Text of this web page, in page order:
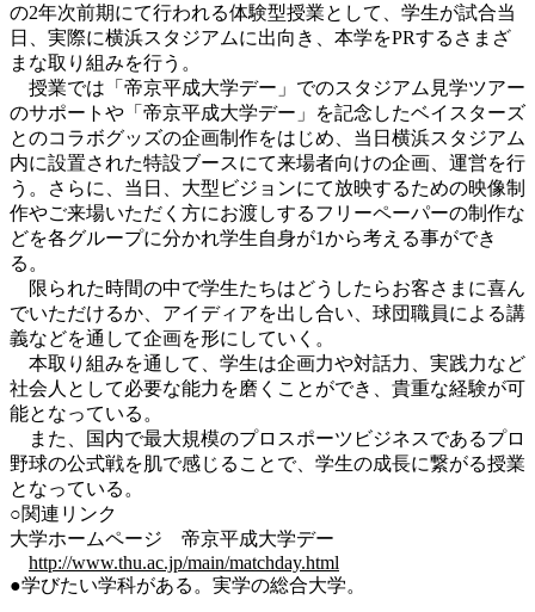
の2年次前期にて行われる体験型授業として、学生が試合当
日、実際に横浜スタジアムに出向き、本学をPRするさまざ
まな取り組みを行う。
授業では「帝京平成大学デー」でのスタジアム見学ツアー
のサポートや「帝京平成大学デー」を記念したベイスターズ
とのコラボグッズの企画制作をはじめ、当日横浜スタジアム
内に設置された特設ブースにて来場者向けの企画、運営を行
う。さらに、当日、大型ビジョンにて放映するための映像制
作やご来場いただく方にお渡しするフリーペーパーの制作な
どを各グループに分かれ学生自身が1から考える事ができ
る。
限られた時間の中で学生たちはどうしたらお客さまに喜ん
でいただけるか、アイディアを出し合い、球団職員による講
義などを通して企画を形にしていく。
本取り組みを通して、学生は企画力や対話力、実践力など
社会人として必要な能力を磨くことができ、貴重な経験が可
能となっている。
また、国内で最大規模のプロスポーツビジネスであるプロ
野球の公式戦を肌で感じることで、学生の成長に繋がる授業
となっている。
○関連リンク
大学ホームページ 帝京平成大学デー
http://www.thu.ac.jp/main/matchday.html
●学びたい学科がある。実学の総合大学。